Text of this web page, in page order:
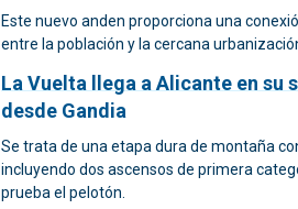
Este nuevo anden proporciona una
entre la población y la cercana
La Vuelta llega a Alicante en su
desde Gandia
Se trata de una etapa dura de montaña
incluyendo dos ascensos de primera
prueba el pelotón.